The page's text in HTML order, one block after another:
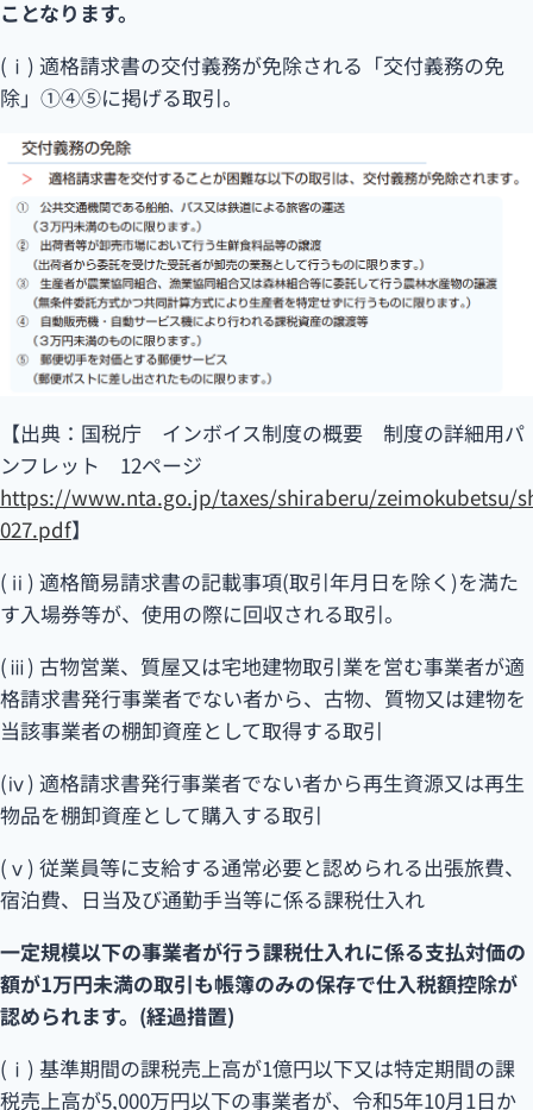
ことなります。
(ⅰ) 適格請求書の交付義務が免除される「交付義務の免
除」①④⑤に掲げる取引。
【出典：国税庁 インボイス制度の概要 制度の詳細用パ
ンフレット 12ページ
https://www.nta.go.jp/taxes/shiraberu/zeimokubetsu/
027.pdf】
(ⅱ) 適格簡易請求書の記載事項(取引年月日を除く)を満た
す入場券等が、使用の際に回収される取引。
(ⅲ) 古物営業、質屋又は宅地建物取引業を営む事業者が適
格請求書発行事業者でない者から、古物、質物又は建物を
当該事業者の棚卸資産として取得する取引
(ⅳ) 適格請求書発行事業者でない者から再生資源又は再生
物品を棚卸資産として購入する取引
(ⅴ) 従業員等に支給する通常必要と認められる出張旅費、
宿泊費、日当及び通勤手当等に係る課税仕入れ
一定規模以下の事業者が行う課税仕入れに係る支払対価の
額が1万円未満の取引も帳簿のみの保存で仕入税額控除が
認められます。(経過措置)
(ⅰ) 基準期間の課税売上高が1億円以下又は特定期間の課
税売上高が5,000万円以下の事業者が、令和5年10月1日か